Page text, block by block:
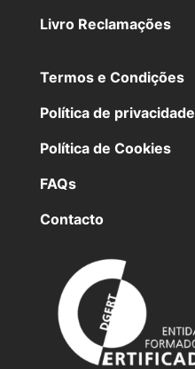
Livro Reclamações
Termos e Condições
Política de privacidade
Política de Cookies
FAQs
Contacto